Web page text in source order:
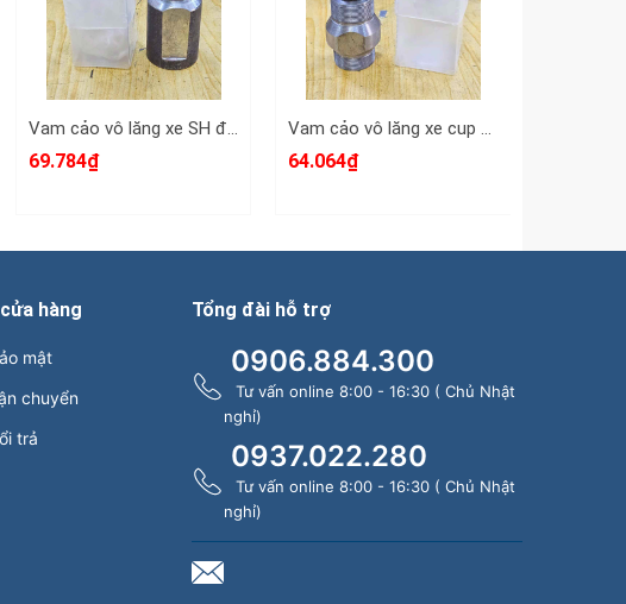
Vam cảo vô lăng xe SH đầu răng ngoài răng trong 26x28mm Santa 51-0SH
69.784₫
Vam cảo vô lăng xe cup 2 đầu răng ngoài 26mm Santa 50-0Cup
64.064₫
hàng
mật
chuyển
trả
Tổng đài hỗ trợ
0906.884.300
Tư vấn online 8:00 - 16:30 ( Chủ Nhật
nghỉ)
0937.022.280
Tư vấn online 8:00 - 16:30 ( Chủ Nhật
nghỉ)